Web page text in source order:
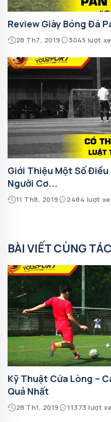
Review Giày Bóng Đá
28 Th7, 2019 3045 lượt
Giới Thiệu Một Số
Người Cơ...
11 Th8, 2019 2484 lượt
BÀI VIẾT CÙNG
Kỹ Thuật Cứa Lòng –
Quả Nhất
28 Th1, 2019 11373 lượt